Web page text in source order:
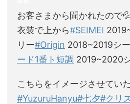
お客さまから聞かれたので
衣装で上から#SEIMEI
リー#Origin 2018~2019シ
ード1番ト短調 2019~2020
こちらをイメージさせてい
#YuzuruHanyu#七夕#クリ